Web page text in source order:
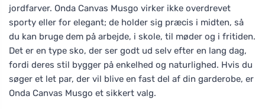
jordfarver. Onda Canvas Musgo virker ikke overdrevet
sporty eller for elegant; de holder sig præcis i midten, så
du kan bruge dem på arbejde, i skole, til møder og i fritiden.
Det er en type sko, der ser godt ud selv efter en lang dag,
fordi deres stil bygger på enkelhed og naturlighed. Hvis du
søger et let par, der vil blive en fast del af din garderobe, er
Onda Canvas Musgo et sikkert valg.